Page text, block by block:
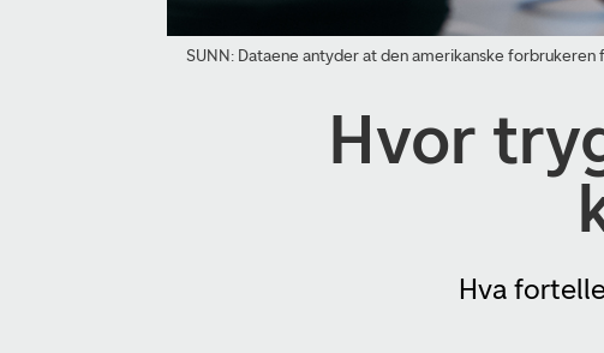
SUNN: Dataene antyder at den amerikanske
Hvor
Hva